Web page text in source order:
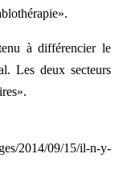
à différencier le
Les deux secteurs
2014/09/15/il-n-y-